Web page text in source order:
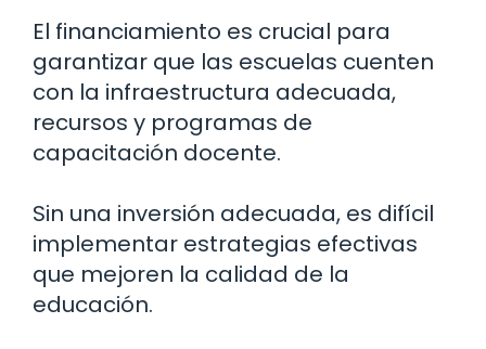
El financiamiento es crucial para
garantizar que las escuelas cuenten
con la infraestructura adecuada,
recursos y programas de
capacitación docente.
Sin una inversión adecuada, es difícil
implementar estrategias efectivas
que mejoren la calidad de la
educación.